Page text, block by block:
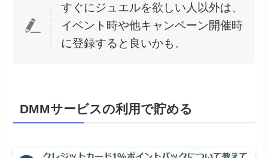
すぐにジュエルを欲しい人以外は、
イベント時や他キャンペーン開催時
に登録すると良いかも。
DMMサービスの利用で貯める